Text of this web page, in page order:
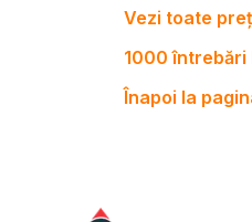
Vezi toate
1000 întrebări
Înapoi la